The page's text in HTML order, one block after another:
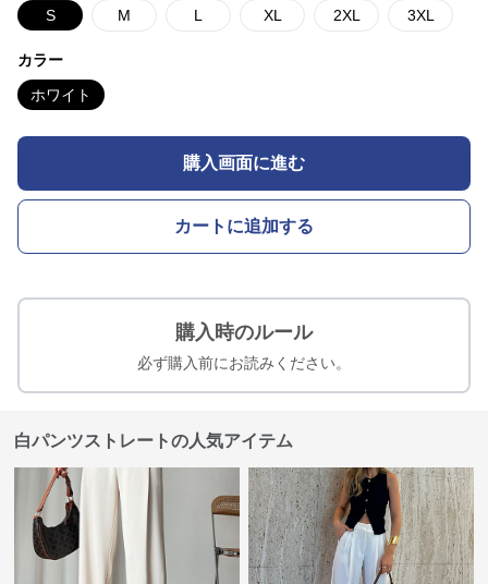
S M L XL 2XL 3XL
カラー
ホワイト
購入画面に進む
カートに追加する
購入時のルール
必ず購入前にお読みください。
白パンツストレートの人気アイテム